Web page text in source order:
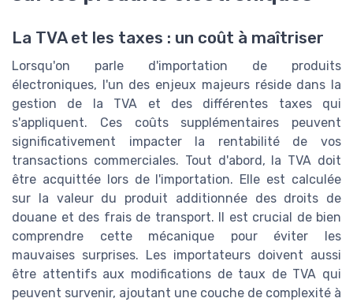
La TVA et les taxes : un coût à maîtriser
Lorsqu'on parle d'importation de produits
électroniques, l'un des enjeux majeurs réside dans la
gestion de la TVA et des différentes taxes qui
s'appliquent. Ces coûts supplémentaires peuvent
significativement impacter la rentabilité de vos
transactions commerciales. Tout d'abord, la TVA doit
être acquittée lors de l'importation. Elle est calculée
sur la valeur du produit additionnée des droits de
douane et des frais de transport. Il est crucial de bien
comprendre cette mécanique pour éviter les
mauvaises surprises. Les importateurs doivent aussi
être attentifs aux modifications de taux de TVA qui
peuvent survenir, ajoutant une couche de complexité à